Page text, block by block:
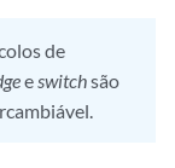
de
eswitchsão